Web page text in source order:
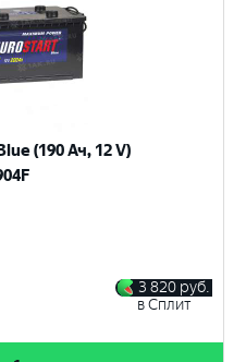
(190 Ач, 12 V)
3 820 руб.
в Сплит